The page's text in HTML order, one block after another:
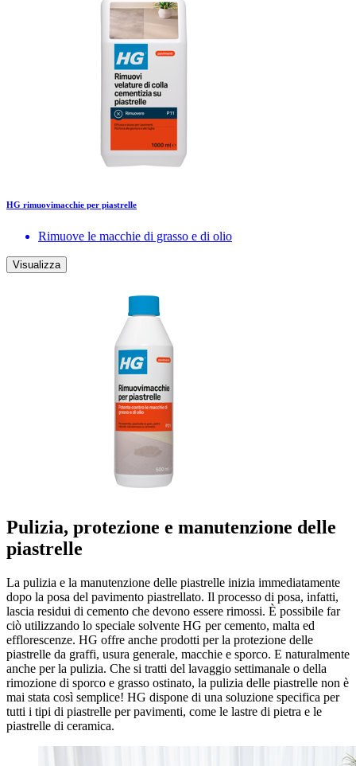
HG rimuovimacchie per piastrelle
Rimuove le macchie di grasso e di olio
Visualizza
Pulizia, protezione e manutenzione delle
piastrelle
La pulizia e la manutenzione delle piastrelle inizia immediatamente
dopo la posa del pavimento piastrellato. Il processo di posa, infatti,
lascia residui di cemento che devono essere rimossi. È possibile far
ciò utilizzando lo speciale solvente HG per cemento, malta ed
efflorescenze. HG offre anche prodotti per la protezione delle
piastrelle da graffi, usura generale, macchie e sporco. E naturalmente
anche per la pulizia. Che si tratti del lavaggio settimanale o della
rimozione di sporco e grasso ostinato, la pulizia delle piastrelle non è
mai stata così semplice! HG dispone di una soluzione specifica per
tutti i tipi di piastrelle per pavimenti, come le lastre di pietra e le
piastrelle di ceramica.